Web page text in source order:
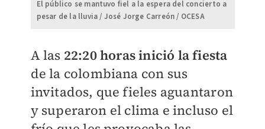
El público se mantuvo fiel a la espera del concierto a
pesar de la lluvia / José Jorge Carreón / OCESA
A las 22:20 horas inició la fiesta
de la colombiana con sus
invitados, que fieles aguantaron
y superaron el clima e incluso el